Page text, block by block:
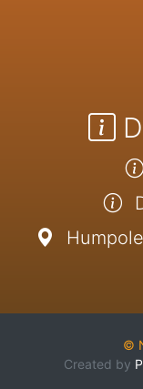
©
Created by